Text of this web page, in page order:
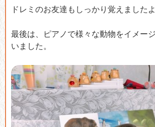
ドレミのお友達もしっかり覚えましたよ
最後は、ピアノで様々な動物をイメー
いました。